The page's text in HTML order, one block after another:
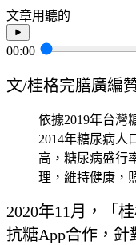
文章用聽的
00:00
文/桂格完膳廣編
依據2019年台灣
2014年糖尿病人
高，糖尿病盛行
理，維持健康，
2020年11月，「
抗糖App合作，針